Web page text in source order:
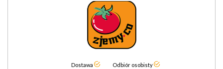
Dostawa Odbiór osobisty